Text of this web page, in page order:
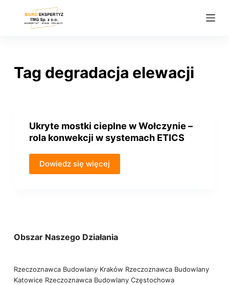
Tag degradacja elewacji
Ukryte mostki cieplne w Wołczynie –
rola konwekcji w systemach ETICS
Dowiedz się więcej
Obszar Naszego Działania
Rzeczoznawca Budowlany Kraków Rzeczoznawca Budowlany
Katowice Rzeczoznawca Budowlany Częstochowa